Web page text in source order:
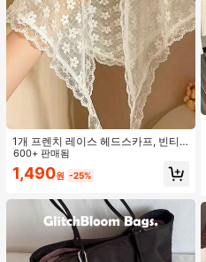
1개 프렌치 레이스 헤드스카프, 빈티
지 전원풍 화이트 스위트 헤어 액세서
리, 야외 장식에 적합한 빈티지 폴리에
스터 섬유 휴가 스카프 여름 헤어밴드
600+ 판매됨
1,490원 -25%